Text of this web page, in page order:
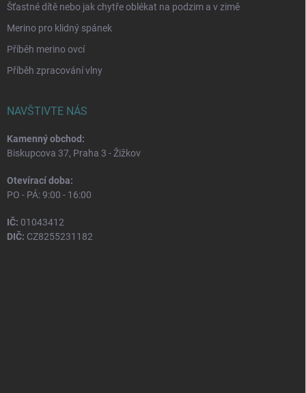
Šťastné dítě nebo jak chytře oblékat na podzim a v zimě
Merino pro klidný spánek
Příběh merino ovcí
Příběh zpracování vlny
NAVŠTIVTE NÁS
Kamenný obchod:
Biskupcova 37, Praha 3 - Žižkov
Otevírací doba:
PO - PÁ: 9:00 - 16:00
IČ: 01043412
DIČ: CZ8255231182